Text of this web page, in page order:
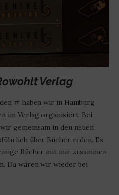
Verlag
# haben wir in Hamburg
im Verlag organisiert. Bei
gemeinsam in den neuen
über Bücher reden. Es
Bücher mit mir zusammen
Da wären wir wieder bei